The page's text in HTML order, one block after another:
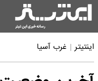
اینتیتر غرب آسیا